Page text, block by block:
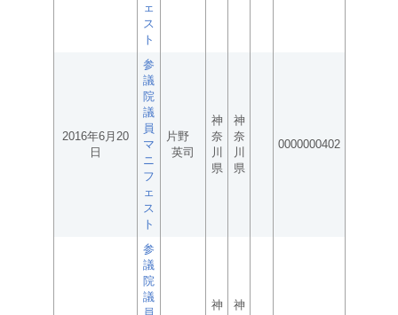
ェ
ス
ト
2016年6月20
日
参
議
院
議
員
マ
ニ
フ
ェ
ス
ト
片野
英司
神
奈
川
県
神
奈
川
県
0000000402
参
議
院
議
神
神